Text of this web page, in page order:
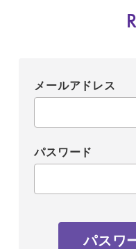
メールアドレス
パスワード
パスワ